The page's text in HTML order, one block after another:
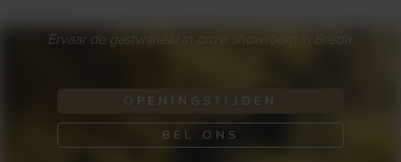
Ervaar de gastvrijheid in onze showroom in Breda.
OPENINGSTIJDEN
BEL ONS